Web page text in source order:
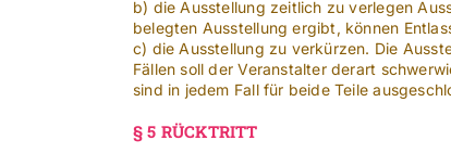
b) die Ausstellung zeitlich zu verlegen
belegten Ausstellung ergibt, können
c) die Ausstellung zu verkürzen. Die
Fällen soll der Veranstalter derart
sind in jedem Fall für beide Teile
§ 5 RÜCKTRITT